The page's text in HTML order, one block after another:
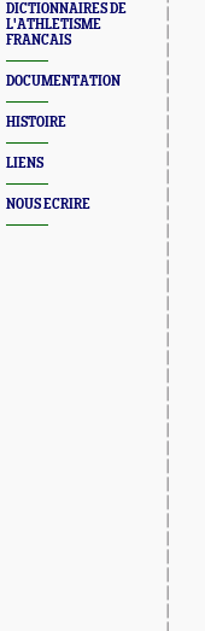
DICTIONNAIRES DE
L'ATHLETISME
FRANCAIS
DOCUMENTATION
HISTOIRE
LIENS
NOUS ECRIRE